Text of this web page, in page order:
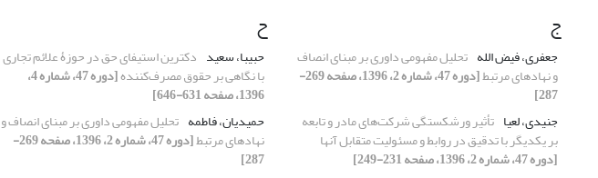
ج
جعفری، فیض الله تحلیل مفهومی داوری بر مبنای انصاف
و نهادهای مرتبط [دوره 47، شماره 2، 1396، صفحه 269-
287]
جنیدی، لعیا تأثیر ورشکستگی شرکت‌های مادر و تابعه
بر یکدیگر با تدقیق در روابط و مسئولیت متقابل آنها
[دوره 47، شماره 2، 1396، صفحه 231-249]
ح
حبیبا، سعید دکترین استیفای حق در حوزۀ علائم تجاری
با نگاهی بر حقوق مصرف‌کننده [دوره 47، شماره 4،
1396، صفحه 631-646]
حمیدیان، فاطمه تحلیل مفهومی داوری بر مبنای انصاف و
نهادهای مرتبط [دوره 47، شماره 2، 1396، صفحه 269-
287]